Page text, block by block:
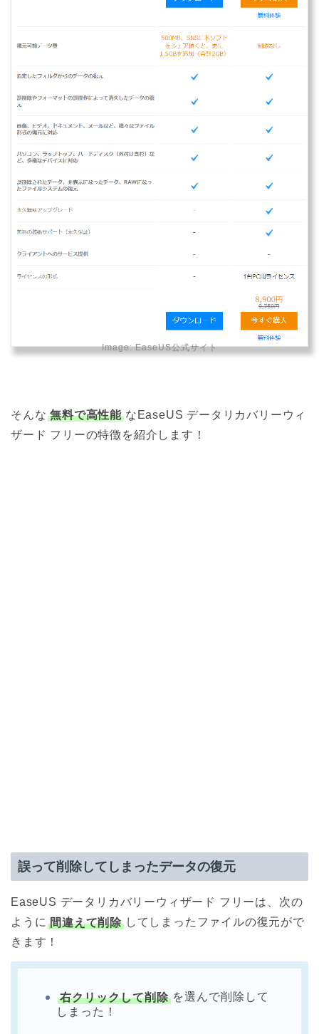
Image:EaseUS公式サイト
そんな 無料で高性能 なEaseUS データリカバリーウィ
ザード フリーの特徴を紹介します！
誤って削除してしまったデータの復元
EaseUS データリカバリーウィザード フリーは、次の
ように 間違えて削除 してしまったファイルの復元がで
きます！
右クリックして削除 を選んで削除して
しまった！